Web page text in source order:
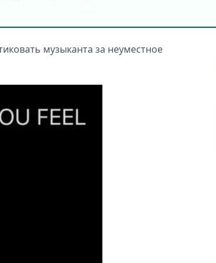
музыканта за неуместное